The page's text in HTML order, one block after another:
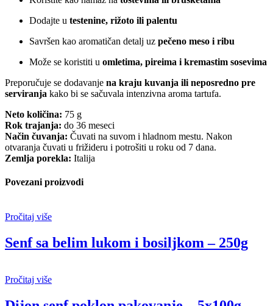
Dodajte u testenine, rižoto ili palentu
Savršen kao aromatičan detalj uz pečeno meso i ribu
Može se koristiti u omletima, pireima i kremastim sosevima
Preporučuje se dodavanje na kraju kuvanja ili neposredno pre
serviranja kako bi se sačuvala intenzivna aroma tartufa.
Neto količina: 75 g
Rok trajanja: do 36 meseci
Način čuvanja: Čuvati na suvom i hladnom mestu. Nakon
otvaranja čuvati u frižideru i potrošiti u roku od 7 dana.
Zemlja porekla: Italija
Povezani proizvodi
Pročitaj više
Senf sa belim lukom i bosiljkom – 250g
Pročitaj više